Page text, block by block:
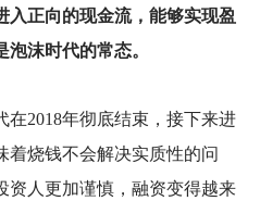
入正向的现金流，能够实现盈
沫时代的常态。
在2018年彻底结束，接下来进
着烧钱不会解决实质性的问
资人更加谨慎，融资变得越来